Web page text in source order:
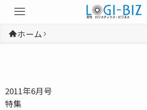
ホーム
2011年6月号
特集